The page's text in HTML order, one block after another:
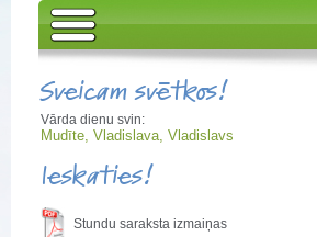
Sveicam svētkos!
Vārda dienu svin:
Mudīte, Vladislava, Vladislavs
Ieskaties!
Stundu saraksta izmaiņas